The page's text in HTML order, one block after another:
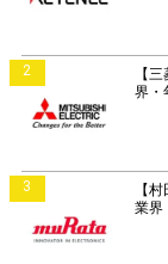
2
【
界・
3
【
業界